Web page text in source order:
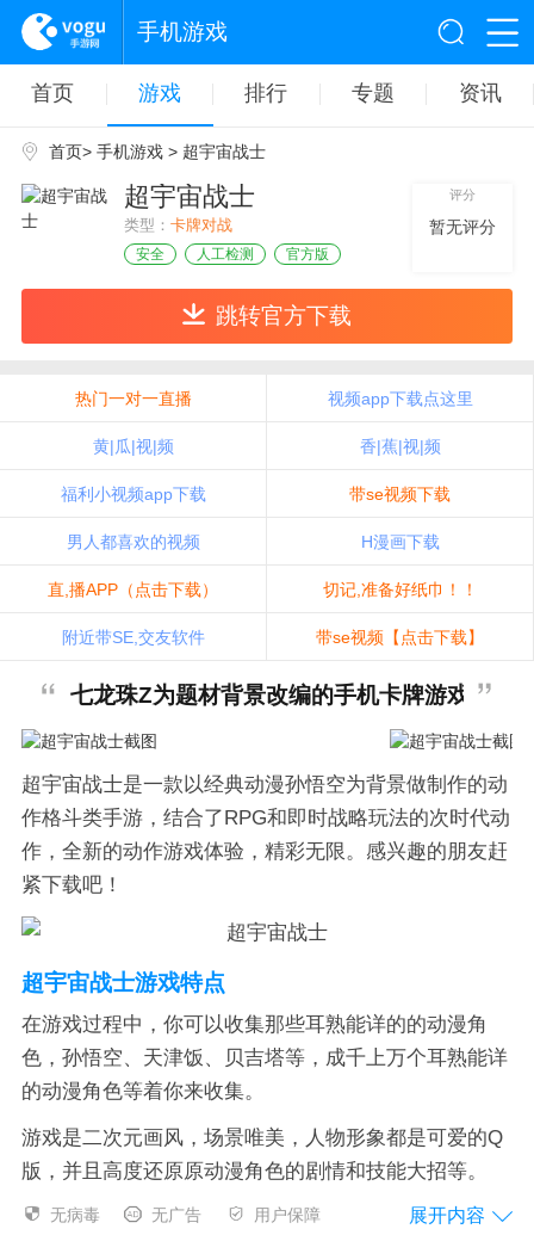
手机游戏
首页 游戏 排行 专题 资讯
首页> 手机游戏> 超宇宙战士
超宇宙战士
类型： 卡牌对战
安全 人工检测 官方版
评分
暂无评分
跳转官方下载
热门一对一直播 视频app下载点这里
黄|瓜|视|频 香|蕉|视|频
福利小视频app下载 带se视频下载
男人都喜欢的视频 H漫画下载
直,播APP（点击下载） 切记,准备好纸巾！！
附近带SE,交友软件 带se视频【点击下载】
七龙珠Z为题材背景改编的手机卡牌游戏，炫
超宇宙战士是一款以经典动漫孙悟空为背景做制作的动
作格斗类手游，结合了RPG和即时战略玩法的次时代动
作，全新的动作游戏体验，精彩无限。感兴趣的朋友赶
紧下载吧！
超宇宙战士游戏特点
在游戏过程中，你可以收集那些耳熟能详的的动漫角
色，孙悟空、天津饭、贝吉塔等，成千上万个耳熟能详
的动漫角色等着你来收集。
游戏是二次元画风，场景唯美，人物形象都是可爱的Q
版，并且高度还原原动漫角色的剧情和技能大招等。
通过动漫的视角构建一个龙珠宇宙体系，以二次元动漫
无病毒 无广告 用户保障 展开内容